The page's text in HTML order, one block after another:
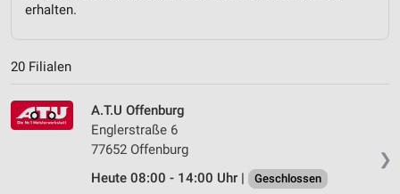
erhalten.
20 Filialen
❯
A.T.U Offenburg
Englerstraße 6
77652 Offenburg
Heute 08:00 - 14:00 Uhr |
Geschlossen